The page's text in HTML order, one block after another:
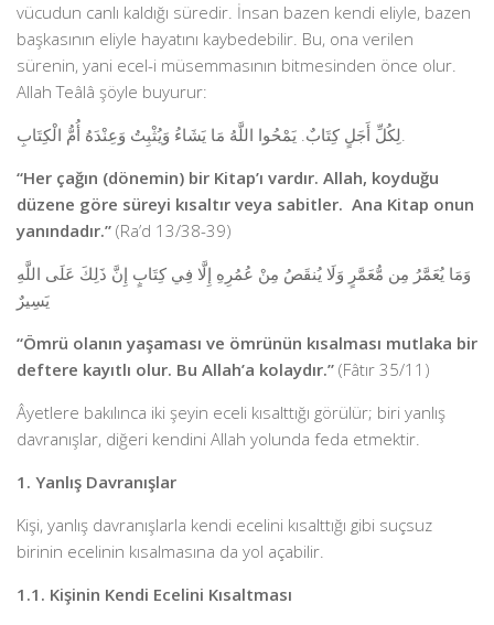
vücudun canlı kaldığı süredir. İnsan bazen kendi eliyle, bazen
başkasının eliyle hayatını kaybedebilir. Bu, ona verilen
sürenin, yani ecel-i müsemmasının bitmesinden önce olur.
Allah Teâlâ şöyle buyurur:
لِكُلِّ أَجَلٍ كِتَابٌ. يَمْحُوا اللَّهُ مَا يَشَاءُ وَيُثْبِتُ وَعِنْدَهُ أُمُّ الْكِتَابِ.
“Her çağın (dönemin) bir Kitap’ı vardır. Allah, koyduğu
düzene göre süreyi kısaltır veya sabitler. Ana Kitap onun
yanındadır.” (Ra’d 13/38-39)
وَمَا يُعَمَّرُ مِن مُّعَمَّرٍ وَلَا يُنقَصُ مِنْ عُمُرِهِ إِلَّا فِي كِتَابٍ إِنَّ ذَلِكَ عَلَى اللَّهِ
يَسِيرٌ
“Ömrü olanın yaşaması ve ömrünün kısalması mutlaka bir
deftere kayıtlı olur. Bu Allah’a kolaydır.” (Fâtır 35/11)
Âyetlere bakılınca iki şeyin eceli kısalttığı görülür; biri yanlış
davranışlar, diğeri kendini Allah yolunda feda etmektir.
1. Yanlış Davranışlar
Kişi, yanlış davranışlarla kendi ecelini kısalttığı gibi suçsuz
birinin ecelinin kısalmasına da yol açabilir.
1.1. Kişinin Kendi Ecelini Kısaltması